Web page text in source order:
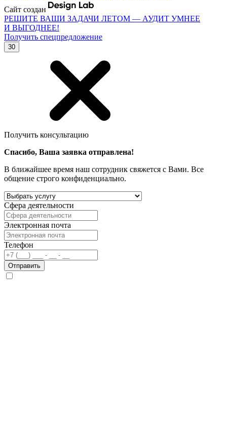
Сайт создан
РЕШИТЕ ВАШИ ЗАДАЧИ ЛЕТОМ — АУДИТ УМНЕЕ
И ВЫГОДНЕЕ!
Получить спецпредложение
30
Получить консультацию
Спасибо, Ваша заявка отправлена!
В ближайшее время наш сотрудник свяжется с Вами. Все
общение строго конфиденциально.
Сфера деятельности
Электронная почта
Телефон
Отправить